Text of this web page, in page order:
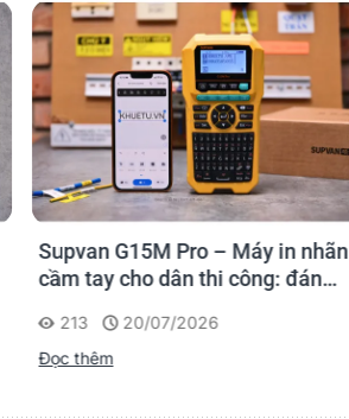
Supvan G15M Pro – Máy in nhãn
cầm tay cho dân thi công: đánh
công trình
213
20/07/2026
Đọc thêm